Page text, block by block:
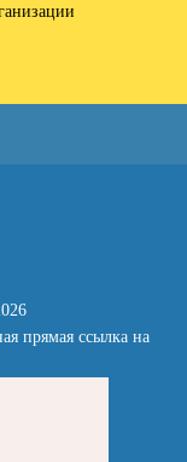
прямая ссылка на